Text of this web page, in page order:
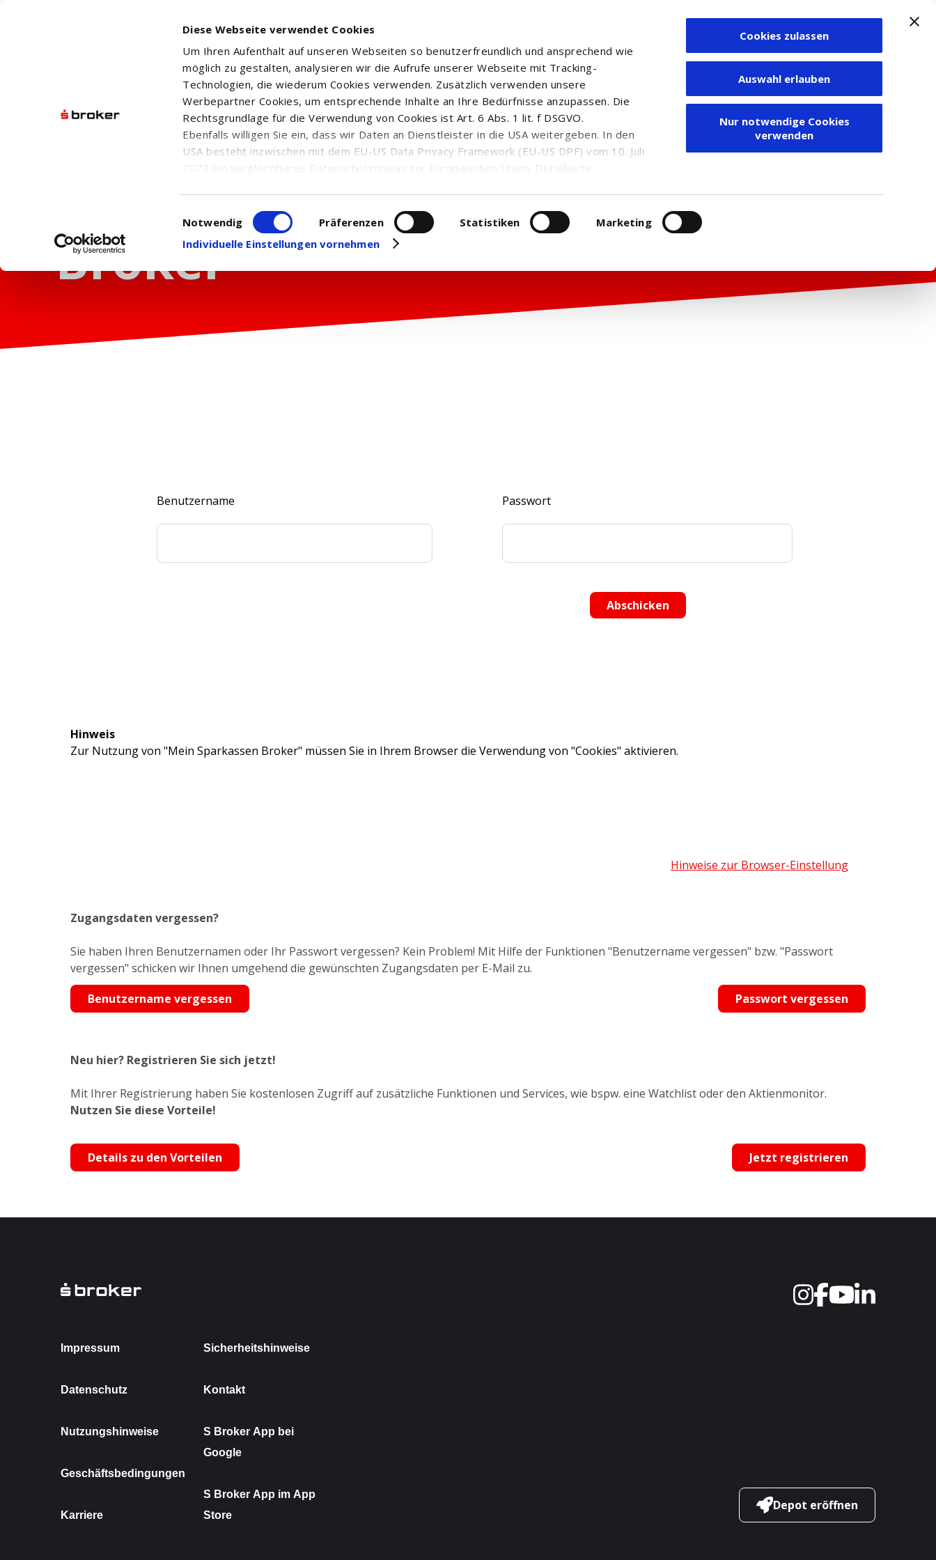
Diese Webseite verwendet Cookies
Um Ihren Aufenthalt auf unseren Webseiten so benutzerfreundlich und ansprechend wie
möglich zu gestalten, analysieren wir die Aufrufe unserer Webseite mit Tracking-
Technologien, die wiederum Cookies verwenden. Zusätzlich verwenden unsere
Werbepartner Cookies, um entsprechende Inhalte an Ihre Bedürfnisse anzupassen. Die
Rechtsgrundlage für die Verwendung von Cookies ist Art. 6 Abs. 1 lit. f DSGVO.
Ebenfalls willigen Sie ein, dass wir Daten an Dienstleister in die USA weitergeben. In den
USA besteht inzwischen mit dem EU-US Data Privacy Framework (EU-US DPF) vom 10. Juli
2023 ein vergleichbares Datenschutzniveau zur Europäischen Union. Detaillierte
in den USA, finden Sie auf unserer Seite zumDatenschutz. Dort können Sie Ihre
Einwilligung auch jederzeit widerrufen oder anpassen.
Einwilligungsauswahl
Notwendig Präferenzen Statistiken
Marketing
Individuelle Einstellungen vornehmen
Cookies zulassen
Auswahl erlauben
Nur notwendige Cookies
verwenden
Zum Depot
Benutzername Passwort
Hinweis
Zur Nutzung von "Mein Sparkassen Broker" müssen Sie in Ihrem Browser die Verwendung von "Cookies" aktivieren.
Hinweise zur Browser-Einstellung
Zugangsdaten vergessen?
Sie haben Ihren Benutzernamen oder Ihr Passwort vergessen? Kein Problem! Mit Hilfe der Funktionen "Benutzername vergessen" bzw. "Passwort
vergessen" schicken wir Ihnen umgehend die gewünschten Zugangsdaten per E-Mail zu.
Benutzername vergessen
Passwort vergessen
Neu hier? Registrieren Sie sich jetzt!
Mit Ihrer Registrierung haben Sie kostenlosen Zugriff auf zusätzliche Funktionen und Services, wie bspw. eine Watchlist oder den Aktienmonitor.
Nutzen Sie diese Vorteile!
Details zu den Vorteilen Jetzt registrieren